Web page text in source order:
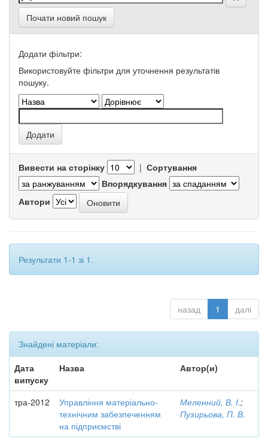
Почати новий пошук
Додати фільтри:
Використовуйте фільтри для уточнення результатів
пошуку.
Вивести на сторінку | Сортування
Впорядкування
Автори
Результати 1-1 зі 1.
назад 1 далі
Знайдені матеріали:
Дата
випуску
Назва Автор(и)
тра-2012
Управління матеріально-
технічним забезпеченням
на підприємстві
Меленний, В. І.;
Пузирьова, П. В.